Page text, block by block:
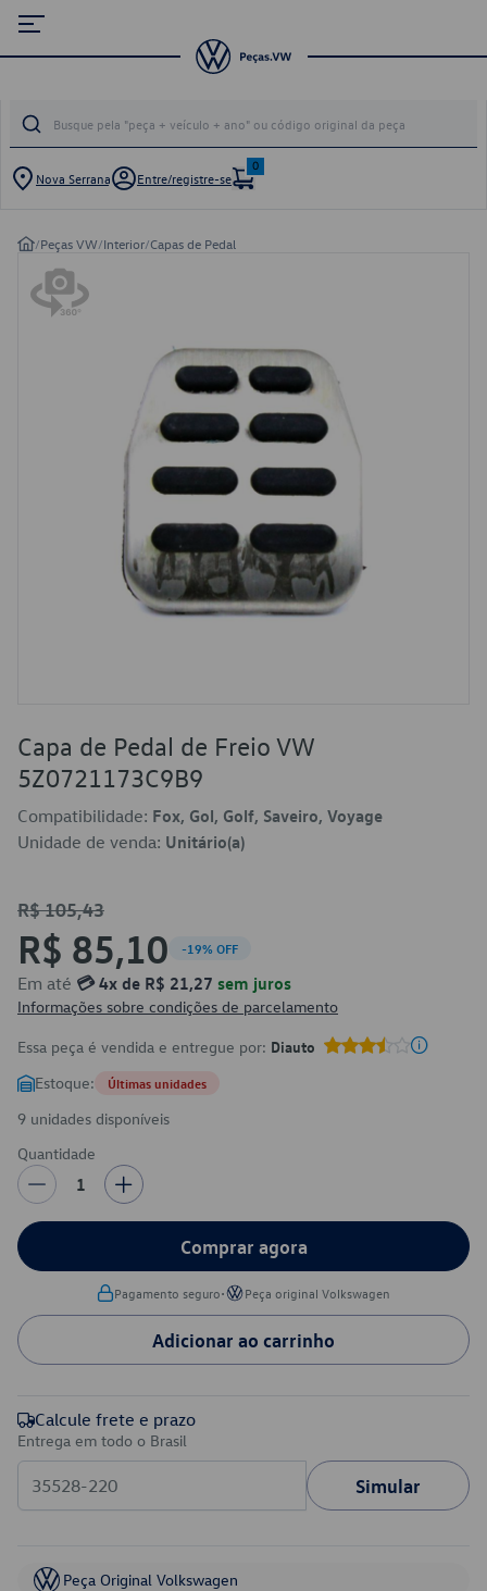
Nova Serrana Entre/registre-se
0
/Peças VW/Interior/Capas de Pedal
Capa de Pedal de Freio VW
5Z0721173C9B9
Compatibilidade: Fox, Gol, Golf, Saveiro, Voyage
Unidade de venda: Unitário(a)
R$ 105,43
R$ 85,10 -19% OFF
Em até 💳 4x de R$ 21,27 sem juros
Informações sobre condições de parcelamento
Essa peça é vendida e entregue por: Diauto
Estoque: Últimas unidades
9 unidades disponíveis
Quantidade
1
Comprar agora
Pagamento seguro• Peça original Volkswagen
Adicionar ao carrinho
Calcule frete e prazo
Entrega em todo o Brasil
Simular
Peça Original Volkswagen